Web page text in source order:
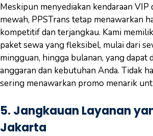
Meskipun menyediakan kendaraan VIP
mewah, PPSTrans tetap menawarkan
kompetitif dan terjangkau. Kami
paket sewa yang fleksibel, mulai dari
mingguan, hingga bulanan, yang dapat
anggaran dan kebutuhan Anda. Tidak
sering menawarkan promo menarik
5. Jangkauan Layanan
Jakarta